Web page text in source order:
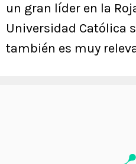
un gran líder en la
Universidad Católica
también es muy